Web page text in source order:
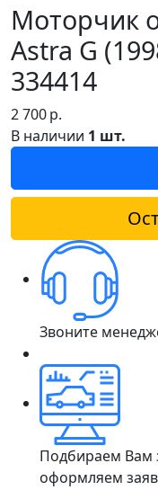
Моторчик
Astra G
334414
2 700р.
В наличии 1 шт.
Звоните
Подбираем Вам
оформляем